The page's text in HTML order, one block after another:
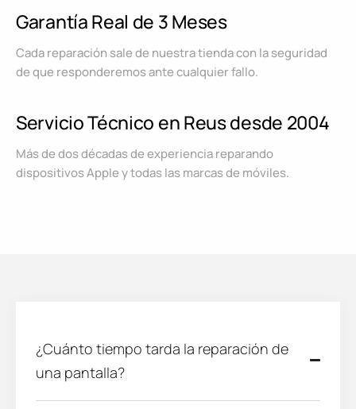
Garantía Real de 3 Meses
Cada reparación sale de nuestra tienda con la seguridad
de que responderemos ante cualquier fallo.
Servicio Técnico en Reus desde 2004
Más de dos décadas de experiencia reparando
dispositivos Apple y todas las marcas de móviles.
¿Cuánto tiempo tarda la reparación de
una pantalla?